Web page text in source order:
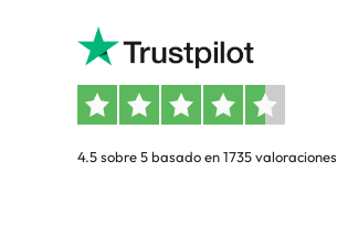
4.5 sobre 5 basado en 1735 valoraciones